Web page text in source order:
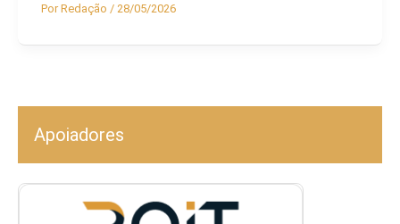
PorRedação / 28/05/2026
Apoiadores